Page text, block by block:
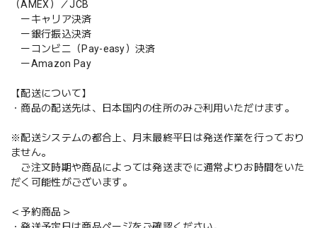
（AMEX）／JCB
ーキャリア決済
ー銀行振込決済
ーコンビニ（Pay-easy）決済
ーAmazon Pay
【配送について】
・商品の配送先は、日本国内の住所のみご利用いただけます。
※配送システムの都合上、月末最終平日は発送作業を行っており
ません。
ご注文時期や商品によっては発送までに通常よりお時間をいた
だく可能性がございます。
＜予約商品＞